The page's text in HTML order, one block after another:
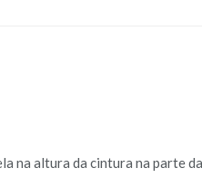
na altura da cintura na parte